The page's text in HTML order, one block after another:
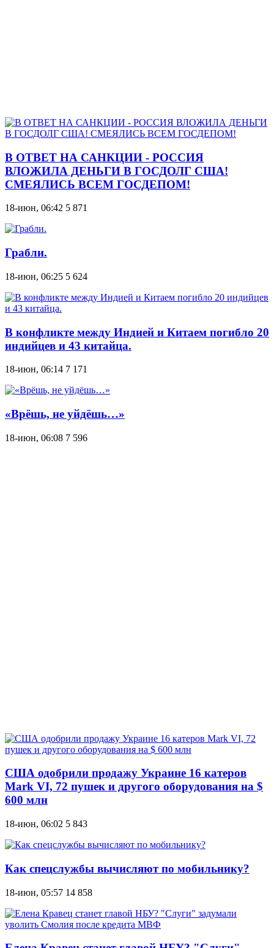
В ОТВЕТ НА САНКЦИИ - РОССИЯ
ВЛОЖИЛА ДЕНЬГИ В ГОСДОЛГ США!
СМЕЯЛИСЬ ВСЕМ ГОСДЕПОМ!
18-июн, 06:42 5 871
Грабли.
18-июн, 06:25 5 624
В конфликте между Индией и Китаем погибло 20
индийцев и 43 китайца.
18-июн, 06:14 7 171
«Врёшь, не уйдёшь…»
18-июн, 06:08 7 596
США одобрили продажу Украине 16 катеров
Mark VI, 72 пушек и другого оборудования на $
600 млн
18-июн, 06:02 5 843
Как спецслужбы вычисляют по мобильнику?
18-июн, 05:57 14 858